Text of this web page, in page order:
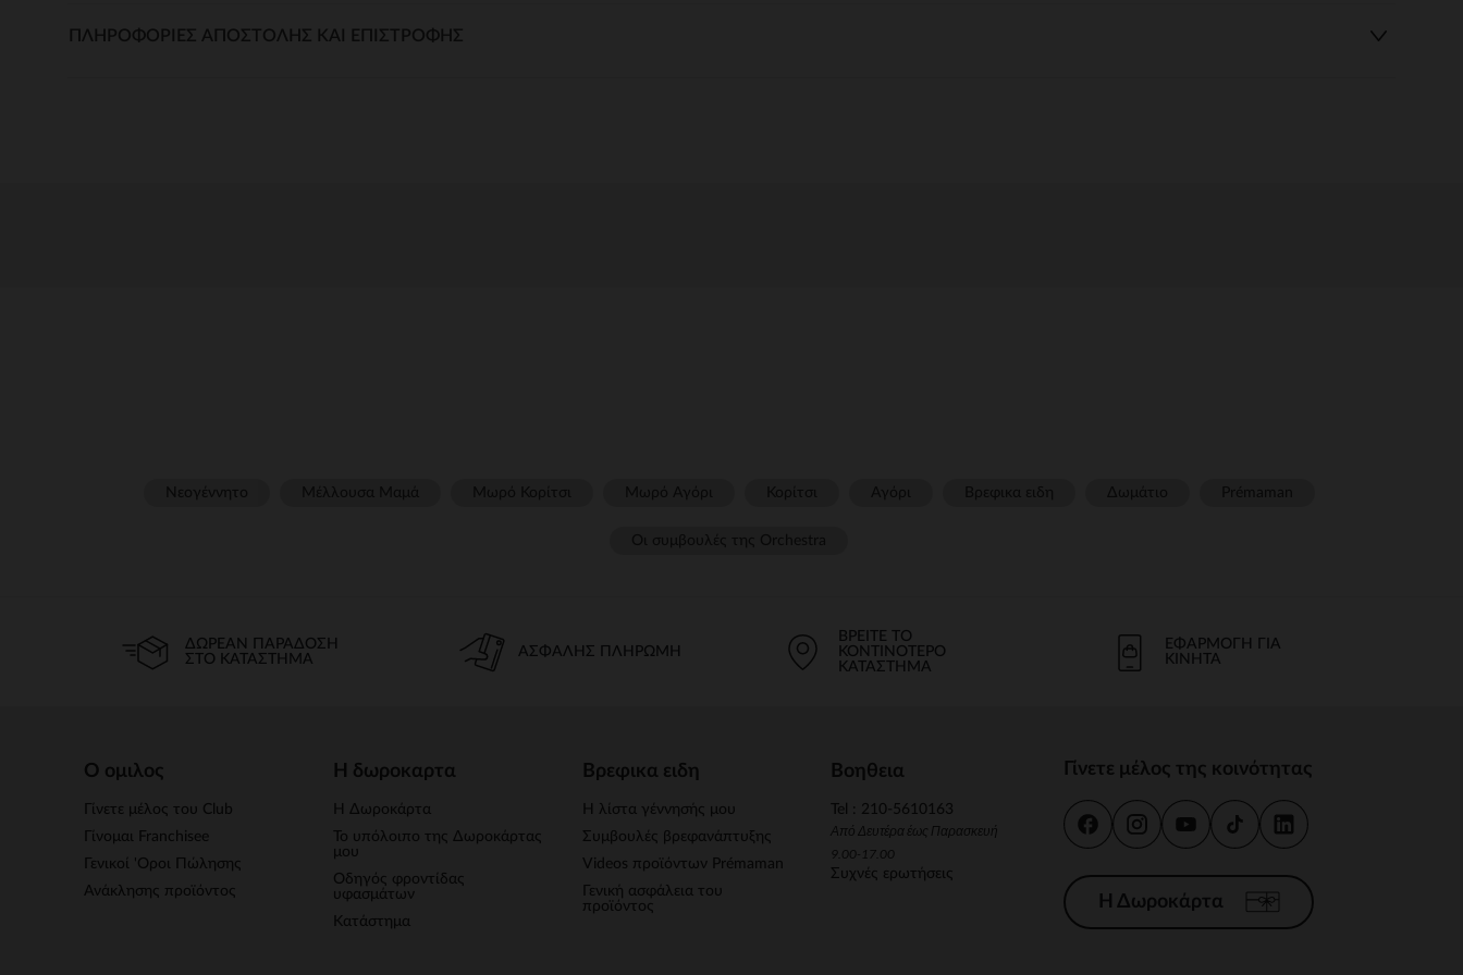
ΠΛΗΡΟΦΟΡΊΕΣ ΑΠΟΣΤΟΛΉΣ ΚΑΙ ΕΠΙΣΤΡΟΦΉΣ
ΔΩΡΕΆΝ ΠΑΡΆΔΟΣΗ
ΣΤΟ ΚΑΤΆΣΤΗΜΑ
ΑΣΦΑΛΉΣ ΠΛΗΡΩΜΉ
ΒΡΕΊΤΕ ΤΟ
ΚΟΝΤΙΝΌΤΕΡΟ
ΚΑΤΆΣΤΗΜΑ
ΕΦΑΡΜΟΓΉ ΓΙΑ
ΚΙΝΗΤΆ
Ο ομιλος
Γίνετε μέλος του Club
Γίνομαι Franchisee
Γενικοί 'Οροι Πώλησης
Ανάκλησης προϊόντος
Η δωροκαρτα
Η Δωροκάρτα
Το υπόλοιπο της Δωροκάρτας
μου
Οδηγός φροντίδας
υφασμάτων
Κατάστημα
Βρεφικα ειδη
Η λίστα γέννησής μου
Συμβουλές βρεφανάπτυξης
Videos προϊόντων Prémaman
Γενική ασφάλεια του
προϊόντος
Βοηθεια
Tel : 210-5610163
Από Δευτέρα έως Παρασκευή
9.00-17.00
Συχνές ερωτήσεις
Γίνετε μέλος της κοινότητας
Η Δωροκάρτα